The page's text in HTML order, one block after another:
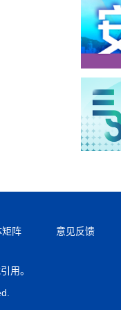
矩阵 意见反馈
用。